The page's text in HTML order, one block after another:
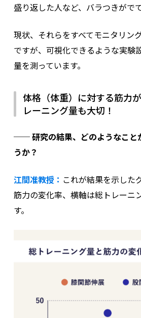
盛り返した人など、バラつきがで
現状、それらをすべてモニタリン
ですが、可視化できるような実験
量を測っています。
体格（体重）に対する筋力
レーニング量も大切！
── 研究の結果、どのようなこと
うか？
江間准教授： これが結果を示した
筋力の変化率、横軸は総トレーニ
す。